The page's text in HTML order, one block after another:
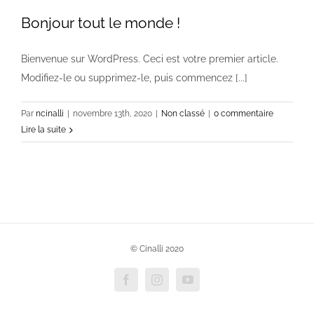
Bonjour tout le monde !
Bienvenue sur WordPress. Ceci est votre premier article.
Modifiez-le ou supprimez-le, puis commencez [...]
Par ncinalli novembre 13th, 2020 Non classé
0 commentaire
Lire la suite
© Cinalli 2020
FacebookInstagramYouTube